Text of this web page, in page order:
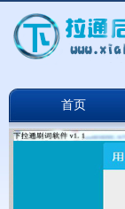
首页
下拉通网络